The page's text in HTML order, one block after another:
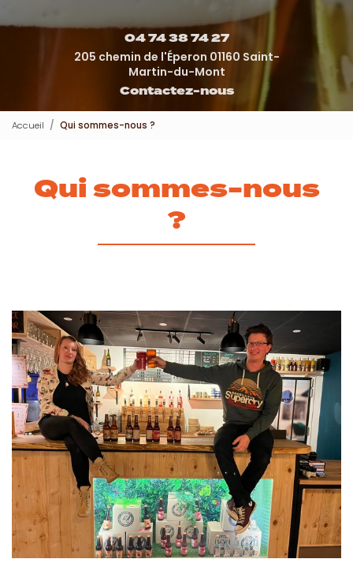
04 74 38 74 27
205 chemin de l'Éperon 01160 Saint-
Martin-du-Mont
Contactez-nous
Accueil Qui sommes-nous ?
Qui sommes-nous
?